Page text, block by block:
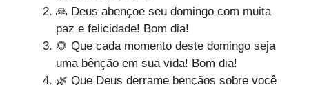
🙏 Deus abençoe seu domingo com muita
paz e felicidade! Bom dia!
🌻 Que cada momento deste domingo seja
uma bênção em sua vida! Bom dia!
🌿 Que Deus derrame bençãos sobre você